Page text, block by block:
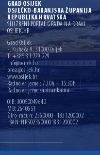
GRAD OSIJEK
OSJEČKO-BARANJSKA ŽUPANIJA
REPUBLIKA HRVATSKA
SLUŽBENI PORTAL GRADA NA DRAVI
OSIJEK.HR
Grad Osijek
F. Kuhača 9, 31000 Osijek
T: +385 31 229 229
info@osijek.hr
press@osijek.hr
www.osijek.hr
Radno vrijeme : 7:30h – 15:30h
Radno vrijeme sa strankama
OIB: 30050049642
MB: 2640651
Žiro-račun: 2360000–1831200002
IBAN: HR5023600001831200002